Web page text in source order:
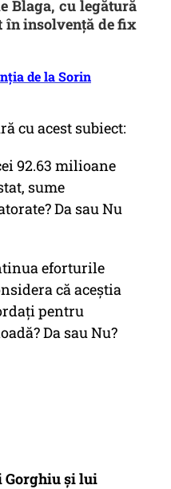
Blaga, cu legătură
în insolvență de fix
de la Sorin
cu acest subiect:
92.63 milioane
sume
Da sau Nu
eforturile
că aceștia
pentru
Da sau Nu?
Gorghiu și lui